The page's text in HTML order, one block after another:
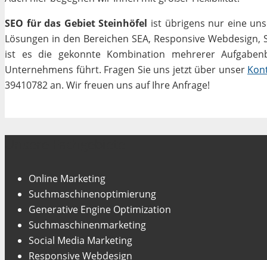
SEO für das Gebiet Steinhöfel ist übrigens nur eine
Lösungen in den Bereichen SEA, Responsive
ist es die gekonnte Kombination mehrerer
Unternehmens führt. Fragen Sie uns jetzt über unser
39410782 an. Wir freuen uns auf Ihre Anfrage!
Online Marketing
Suchmaschinenoptimierung
Generative Engine Optimization
Suchmaschinenmarketing
Social Media Marketing
Responsive Webdesign